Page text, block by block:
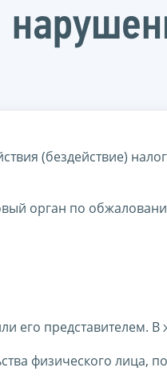
(бездействие)
орган по
его представителем. В
физического лица,